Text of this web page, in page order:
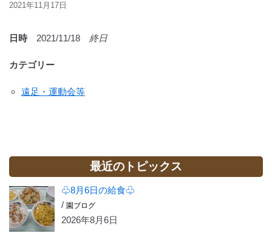
2021年11月17日
日時 2021/11/18 終日
カテゴリー
遠足・運動会等
最近のトピックス
♧8月6日の給食♧
/園ブログ
2026年8月6日